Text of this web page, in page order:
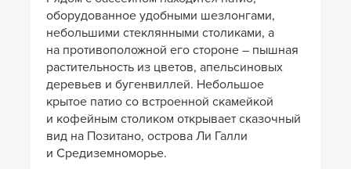
оборудованное удобными шезлонгами,
небольшими стеклянными столиками, а
на противоположной его стороне – пышная
растительность из цветов, апельсиновых
деревьев и бугенвиллей. Небольшое
крытое патио со встроенной скамейкой
и кофейным столиком открывает сказочный
вид на Позитано, острова Ли Галли
и Средиземноморье.